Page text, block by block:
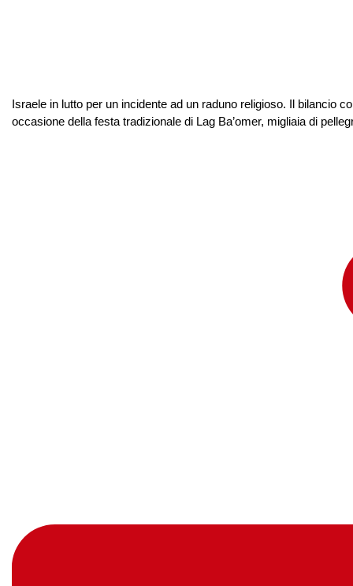
Israele in lutto per un incidente ad un raduno religioso. Il bilancio
occasione della festa tradizionale di Lag Ba’omer, migliaia di